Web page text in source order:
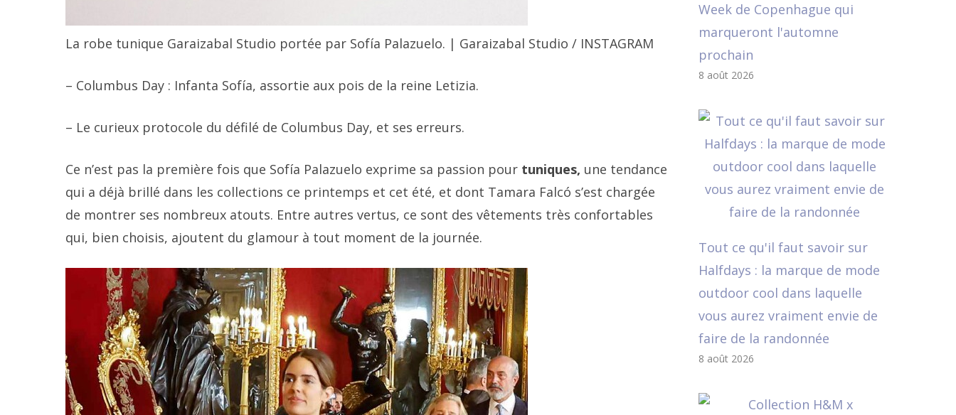
La robe tunique Garaizabal Studio portée par Sofía Palazuelo. | Garaizabal Studio / INSTAGRAM
– Columbus Day : Infanta Sofía, assortie aux pois de la reine Letizia.
– Le curieux protocole du défilé de Columbus Day, et ses erreurs.
Ce n’est pas la première fois que Sofía Palazuelo exprime sa passion pour tuniques, une tendance
qui a déjà brillé dans les collections ce printemps et cet été, et dont Tamara Falcó s’est chargée
de montrer ses nombreux atouts. Entre autres vertus, ce sont des vêtements très confortables
qui, bien choisis, ajoutent du glamour à tout moment de la journée.
Week de Copenhague qui
marqueront l'automne
prochain
8 août 2026
Tout ce qu'il faut savoir sur
Halfdays : la marque de mode
outdoor cool dans laquelle
vous aurez vraiment envie de
faire de la randonnée
8 août 2026